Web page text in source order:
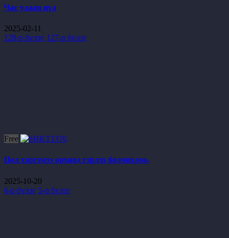
Час улаан нүд
2025-02-11
128-р бүлэг 127-р бүлэг
Free
Цол хэргэмээ орхиод гэрлэх болчихлоо.
2025-10-20
6-р бүлэг 5-р бүлэг